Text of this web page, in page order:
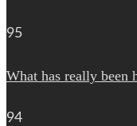
95
What has really been
94